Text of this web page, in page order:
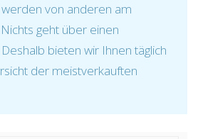
von anderen am
geht über einen
bieten wir Ihnen täglich
der meistverkauften